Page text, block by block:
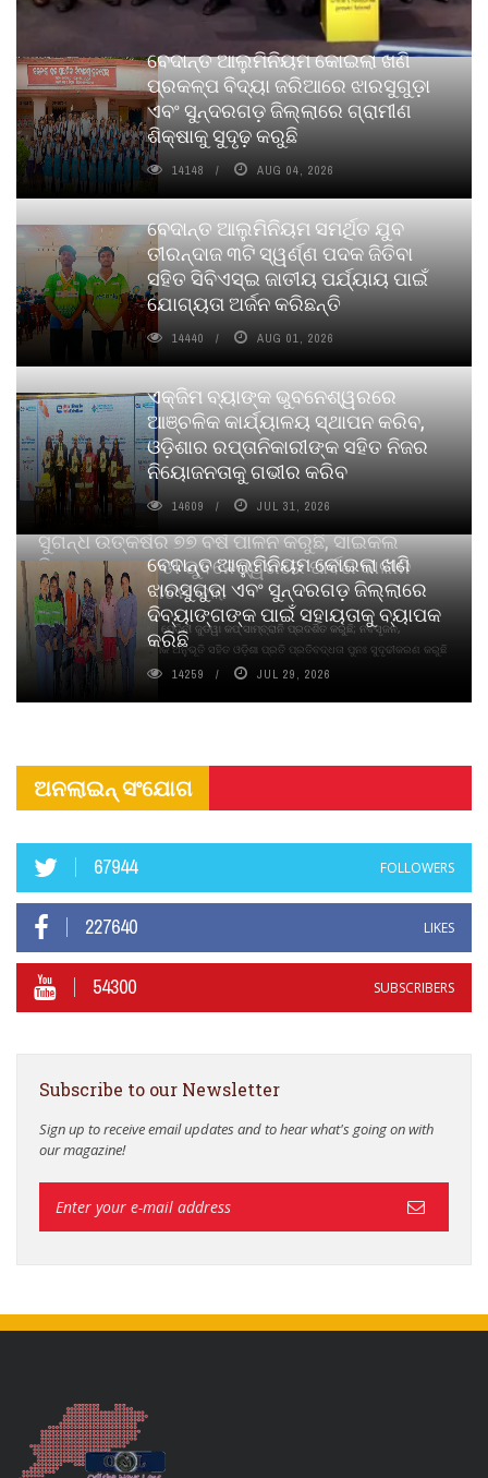
ସୁଗନ୍ଧ ଉତ୍କର୍ଷର ୭୭ ବର୍ଷ ପାଳନ କରୁଛି, ସାଇକଲ
ପିୟୋର୍‌ ଅଗରବତୀ ଭୁବନେଶ୍ୱରରେ ପାର୍ବଣ କାଳୀନ
ନବସୃଜନ ଉନ୍ମୋଚନ କଲା
ବାଉଁଶ ବିହୀନ କଠିନ ଧୂପ ଏବଂ ମେଦିନୀ ଜୁଡୱା କପ୍‌ ସାମ୍ବ୍ରାନି ପ୍ରଦର୍ଶିତ କରୁଛି; ନବସୃଜନ,
ଦୀର୍ଘସ୍ଥାୟିତା ଏବଂ ଆଧ୍ୟାତ୍ମିକ ଅନୁଭୂତି ସହିତ ଓଡ଼ିଶା ପ୍ରତି ପ୍ରତିବଦ୍ଧତା ପୁନଃ ସୁଦୃଢୀକରଣ କରୁଛି
ବେଦାନ୍ତ ଆଲୁମିନିୟମ କୋଇଲା ଖଣି
ପ୍ରକଳ୍ପ ବିଦ୍ୟା ଜରିଆରେ ଝାରସୁଗୁଡ଼ା
ଏବଂ ସୁନ୍ଦରଗଡ଼ ଜିଲ୍ଲାରେ ଗ୍ରାମୀଣ
ଶିକ୍ଷାକୁ ସୁଦୃଢ଼ କରୁଛି
14148 AUG 04, 2026
ବେଦାନ୍ତ ଆଲୁମିନିୟମ ସମର୍ଥିତ ଯୁବ
ତୀରନ୍ଦାଜ ୩ଟି ସ୍ୱର୍ଣ୍ଣ ପଦକ ଜିତିବା
ସହିତ ସିବିଏସ୍ଇ ଜାତୀୟ ପର୍ଯ୍ୟାୟ ପାଇଁ
ଯୋଗ୍ୟତା ଅର୍ଜନ କରିଛନ୍ତି
14440 AUG 01, 2026
ଏକ୍ଜିମ ବ୍ୟାଙ୍କ ଭୁବନେଶ୍ୱରରେ
ଆଞ୍ଚଳିକ କାର୍ଯ୍ୟାଳୟ ସ୍ଥାପନ କରିବ,
ଓଡ଼ିଶାର ରପ୍ତାନିକାରୀଙ୍କ ସହିତ ନିଜର
ନିୟୋଜନତାକୁ ଗଭୀର କରିବ
14609 JUL 31, 2026
ବେଦାନ୍ତ ଆଲୁମିନିୟମ କୋଇଲା ଖଣି
ଝାରସୁଗୁଡା ଏବଂ ସୁନ୍ଦରଗଡ଼ ଜିଲ୍ଲାରେ
ଦିବ୍ୟାଙ୍ଗଙ୍କ ପାଇଁ ସହାୟତାକୁ ବ୍ୟାପକ
କରିଛି
14259 JUL 29, 2026
ଅନଲାଇନ୍ ସଂଯୋଗ
67944 FOLLOWERS
227640 LIKES
54300 SUBSCRIBERS
Subscribe to our Newsletter
Sign up to receive email updates and to hear what's going on with
our magazine!